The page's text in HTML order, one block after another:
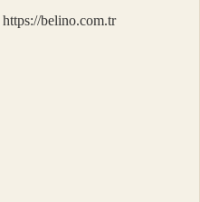
https://belino.com.tr